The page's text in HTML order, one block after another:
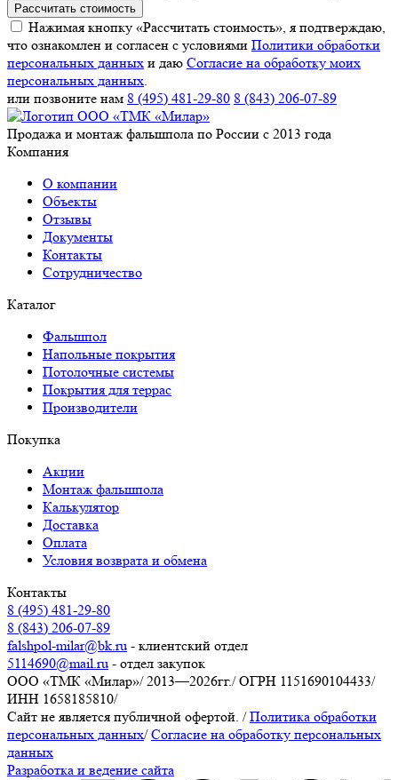
Рассчитать стоимость
Нажимая кнопку «Рассчитать стоимость», я подтверждаю,
что ознакомлен и согласен с условиями Политики обработки
персональных данных и даю Согласие на обработку моих
персональных данных.
или позвоните нам 8 (495) 481-29-80 8 (843) 206-07-89
Продажа и монтаж фальшпола по России с 2013 года
Компания
О компании
Объекты
Отзывы
Документы
Контакты
Сотрудничество
Каталог
Фальшпол
Напольные покрытия
Потолочные системы
Покрытия для террас
Производители
Покупка
Акции
Монтаж фальшпола
Калькулятор
Доставка
Оплата
Условия возврата и обмена
Контакты
8 (495) 481-29-80
8 (843) 206-07-89
falshpol-milar@bk.ru - клиентский отдел
5114690@mail.ru - отдел закупок
ООО «ТМК «Милар»/ 2013—2026гг./ОГРН 1151690104433/
ИНН 1658185810/
Сайт не является публичной офертой. / Политика обработки
персональных данных/ Согласие на обработку персональных
данных
Разработка и ведение сайта